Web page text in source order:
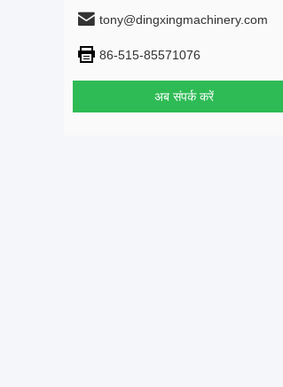
tony@dingxingmachinery.com
86-515-85571076
अब संपर्क करें